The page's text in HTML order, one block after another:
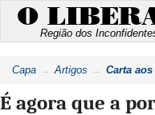
O
Região dos
Capa Artigos Carta
É agora que a